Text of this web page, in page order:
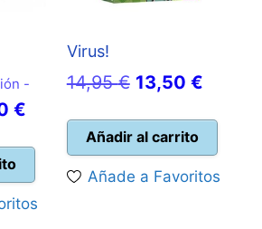
-
€.
€
actual
es:
22,50 €.
Virus!
14,95€ El
original
era:
14,95 €.
13,50 €El
es:
13,50
Añadir al carrito
Añade a Favoritos